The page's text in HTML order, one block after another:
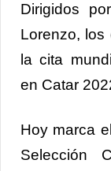
Dirigidos
Lorenzo, los
la cita
en Catar
Hoy marca
Selección